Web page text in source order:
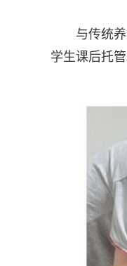
与传统
学生课后托